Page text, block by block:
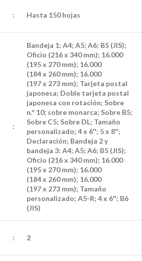
: Hasta 150 hojas
:
Bandeja 1: A4; A5; A6; B5 (JIS);
Oficio (216 x 340 mm); 16.000
(195 x 270 mm); 16.000
(184 x 260 mm); 16.000
(197 x 273 mm); Tarjeta postal
japonesa; Doble tarjeta postal
japonesa con rotación; Sobre
n.º 10; sobre monarca; Sobre B5;
Sobre C5; Sobre DL; Tamaño
personalizado; 4 x 6″; 5 x 8″;
Declaración; Bandeja 2 y
bandeja 3: A4; A5; A6; B5 (JIS);
Oficio (216 x 340 mm); 16.000
(195 x 270 mm); 16.000
(184 x 260 mm); 16.000
(197 x 273 mm); Tamaño
personalizado; A5-R; 4 x 6″; B6
(JIS)
: 2